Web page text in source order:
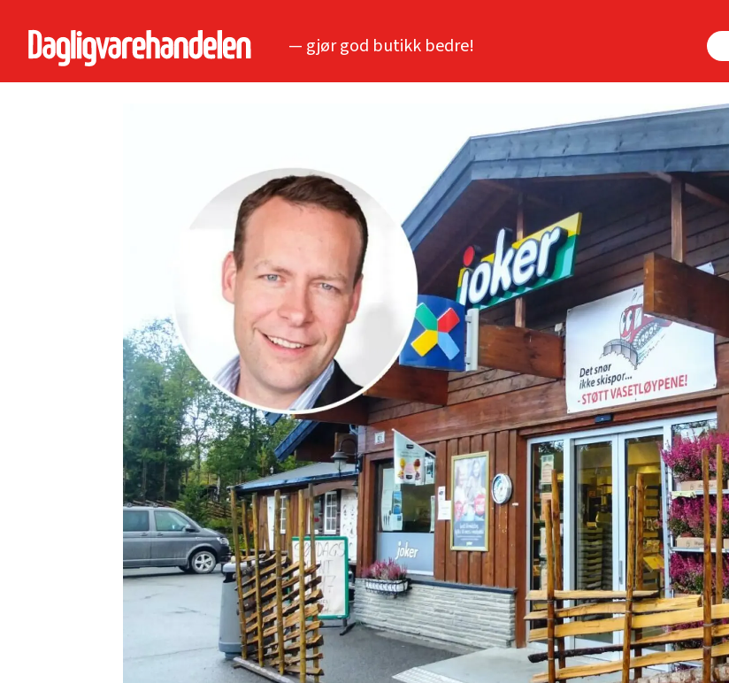
— gjør god butikk bedre!